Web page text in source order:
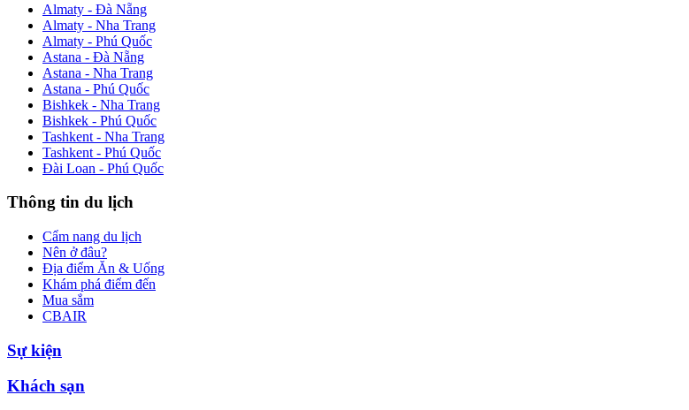
Almaty - Đà Nẵng
Almaty - Nha Trang
Almaty - Phú Quốc
Astana - Đà Nẵng
Astana - Nha Trang
Astana - Phú Quốc
Bishkek - Nha Trang
Bishkek - Phú Quốc
Tashkent - Nha Trang
Tashkent - Phú Quốc
Đài Loan - Phú Quốc
Thông tin du lịch
Cẩm nang du lịch
Nên ở đâu?
Địa điểm Ăn & Uống
Khám phá điểm đến
Mua sắm
CBAIR
Sự kiện
Khách sạn